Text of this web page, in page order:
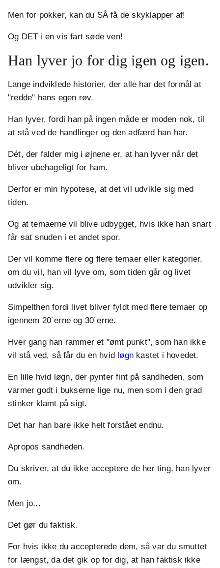
Men for pokker, kan du SÅ få de skyklapper af!
Og DET i en vis fart søde ven!
Han lyver jo for dig igen og igen.
Lange indviklede historier, der alle har det formål at
"redde" hans egen røv.
Han lyver, fordi han på ingen måde er moden nok, til
at stå ved de handlinger og den adfærd han har.
Dét, der falder mig i øjnene er, at han lyver når det
bliver ubehageligt for ham.
Derfor er min hypotese, at det vil udvikle sig med
tiden.
Og at temaerne vil blive udbygget, hvis ikke han snart
får sat snuden i et andet spor.
Der vil komme flere og flere temaer eller kategorier,
om du vil, han vil lyve om, som tiden går og livet
udvikler sig.
Simpelthen fordi livet bliver fyldt med flere temaer op
igennem 20´erne og 30´erne.
Hver gang han rammer et "ømt punkt", som han ikke
vil stå ved, så får du en hvid løgn kastet i hovedet.
En lille hvid løgn, der pynter fint på sandheden, som
varmer godt i bukserne lige nu, men som i den grad
stinker klamt på sigt.
Det har han bare ikke helt forstået endnu.
Apropos sandheden.
Du skriver, at du ikke acceptere de her ting, han lyver
om.
Men jo...
Det gør du faktisk.
For hvis ikke du accepterede dem, så var du smuttet
for længst, da det gik op for dig, at han faktisk ikke